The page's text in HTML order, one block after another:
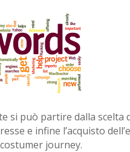
si può partire dalla
e infine l’acquisto
journey.